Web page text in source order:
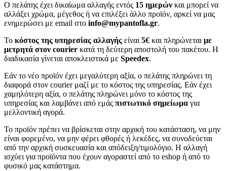
Ο πελάτης έχει δικαίωμα αλλαγής εντός 15 ημερών και μπορεί να
αλλάξει χρώμα, μέγεθος ή να επιλέξει άλλο προϊόν, αρκεί να μας
ενημερώσει με email στο info@mypantofla.gr.
Το κόστος της υπηρεσίας αλλαγής είναι5€ και πληρώνεταιμε
μετρητά στον courier κατά τη δεύτερη αποστολή του πακέτου. Η
διαδικασία γίνεται αποκλειστικά με Speedex.
Εάν το νέο προϊόν έχει μεγαλύτερη αξία, ο πελάτης πληρώνει τη
διαφορά στον courier μαζί με το κόστος της υπηρεσίας. Εάν έχει
χαμηλότερη αξία, ο πελάτης πληρώνει μόνο το κόστος της
υπηρεσίας και λαμβάνει από εμάς πιστωτικό σημείωμα για
μελλοντική αγορά.
Το προϊόν πρέπει να βρίσκεται στην αρχική του κατάσταση, να μην
είναι φορεμένο, να μην φέρει φθορές ή λεκέδες, να συνοδεύεται
από την αρχική συσκευασία και απόδειξη/τιμολόγιο. Η αλλαγή
ισχύει για προϊόντα που έχουν αγοραστεί από το eshop ή από το
φυσικό μας κατάστημα.